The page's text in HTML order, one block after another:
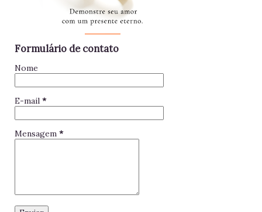
Formulário de contato
Nome
E-mail *
Mensagem *